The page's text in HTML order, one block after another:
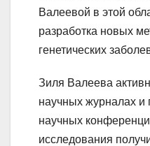
Валеевой в этой
разработка новых
генетических
Зиля Валеева
научных журналах и
научных
исследования